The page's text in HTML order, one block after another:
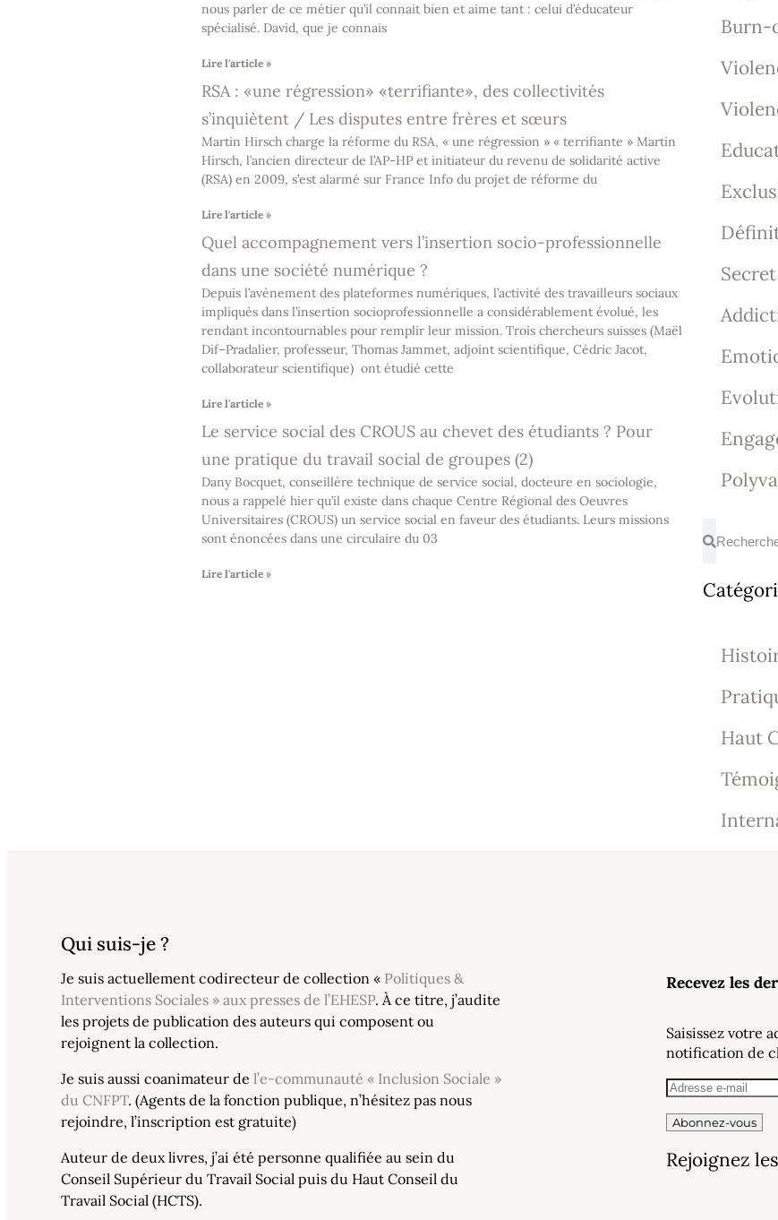
nous parler de ce métier qu’il connait bien et aime tant : celui d’éducateur
spécialisé. David, que je connais
Lire l'article »
RSA : «une régression» «terrifiante», des collectivités
s’inquiètent / Les disputes entre frères et sœurs
Martin Hirsch charge la réforme du RSA, « une régression » « terrifiante » Martin
Hirsch, l’ancien directeur de l’AP-HP et initiateur du revenu de solidarité active
(RSA) en 2009, s’est alarmé sur France Info du projet de réforme du
Lire l'article »
Quel accompagnement vers l’insertion socio-professionnelle
dans une société numérique ?
Depuis l’avènement des plateformes numériques, l’activité des travailleurs sociaux
impliqués dans l’insertion socioprofessionnelle a considérablement évolué, les
rendant incontournables pour remplir leur mission. Trois chercheurs suisses (Maël
Dif–Pradalier, professeur, Thomas Jammet, adjoint scientifique, Cédric Jacot,
collaborateur scientifique) ont étudié cette
Lire l'article »
Le service social des CROUS au chevet des étudiants ? Pour
une pratique du travail social de groupes (2)
Dany Bocquet, conseillère technique de service social, docteure en sociologie,
nous a rappelé hier qu’il existe dans chaque Centre Régional des Oeuvres
Universitaires (CROUS) un service social en faveur des étudiants. Leurs missions
sont énoncées dans une circulaire du 03
Lire l'article »
Burn-
Haut
Qui suis-je ?
Je suis actuellement codirecteur de collection « Politiques &
Interventions Sociales » aux presses de l’EHESP. À ce titre, j’audite
les projets de publication des auteurs qui composent ou
rejoignent la collection.
Je suis aussi coanimateur de l’e-communauté « Inclusion Sociale »
du CNFPT. (Agents de la fonction publique, n’hésitez pas nous
rejoindre, l’inscription est gratuite)
Auteur de deux livres, j’ai été personne qualifiée au sein du
Conseil Supérieur du Travail Social puis du Haut Conseil du
Travail Social (HCTS).
Recevez les
Saisissez votre
notification de
Abonnez-vous
Rejoignez